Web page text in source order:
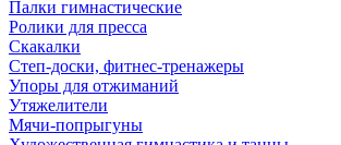
Палки гимнастические
Ролики для пресса
Скакалки
Степ-доски, фитнес-тренажеры
Упоры для отжиманий
Утяжелители
Мячи-попрыгуны